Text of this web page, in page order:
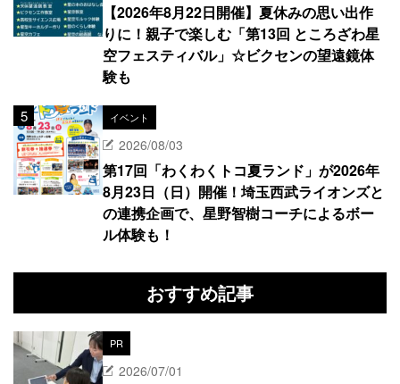
【2026年8月22日開催】夏休みの思い出作
りに！親子で楽しむ「第13回 ところざわ星
空フェスティバル」☆ビクセンの望遠鏡体
験も
イベント
2026/08/03
第17回「わくわくトコ夏ランド」が2026年
8月23日（日）開催！埼玉西武ライオンズと
の連携企画で、星野智樹コーチによるボー
ル体験も！
おすすめ記事
PR
2026/07/01